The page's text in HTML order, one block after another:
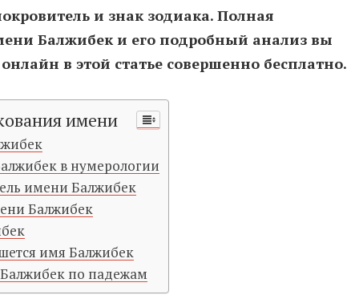
и знак зодиака. Полная
Балжибек и его подробный анализ вы
в этой статье совершенно бесплатно.
имени
в нумерологии
имени Балжибек
Балжибек
имя Балжибек
по падежам